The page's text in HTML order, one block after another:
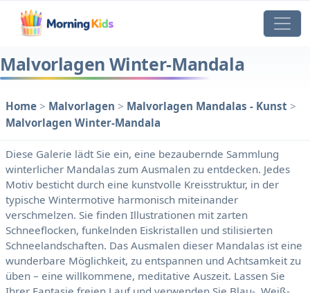
Malvorlagen Winter-Mandala
Home > Malvorlagen > Malvorlagen Mandalas - Kunst >
Malvorlagen Winter-Mandala
Diese Galerie lädt Sie ein, eine bezaubernde Sammlung
winterlicher Mandalas zum Ausmalen zu entdecken. Jedes
Motiv besticht durch eine kunstvolle Kreisstruktur, in der
typische Wintermotive harmonisch miteinander
verschmelzen. Sie finden Illustrationen mit zarten
Schneeflocken, funkelnden Eiskristallen und stilisierten
Schneelandschaften. Das Ausmalen dieser Mandalas ist eine
wunderbare Möglichkeit, zu entspannen und Achtsamkeit zu
üben – eine willkommene, meditative Auszeit. Lassen Sie